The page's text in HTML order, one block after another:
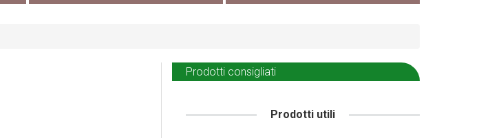
Prodotti consigliati
Prodotti utili